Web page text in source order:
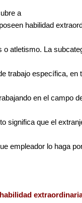
a
habilidad
o atletismo. La
trabajo específica, en
en el campo
significa que el
empleador lo haga